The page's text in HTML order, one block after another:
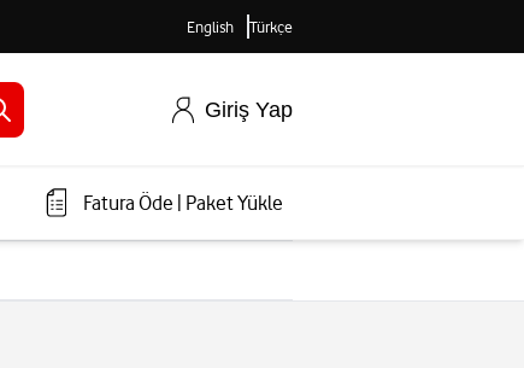
English Türkçe
Giriş Yap
Fatura Öde Paket Yükle